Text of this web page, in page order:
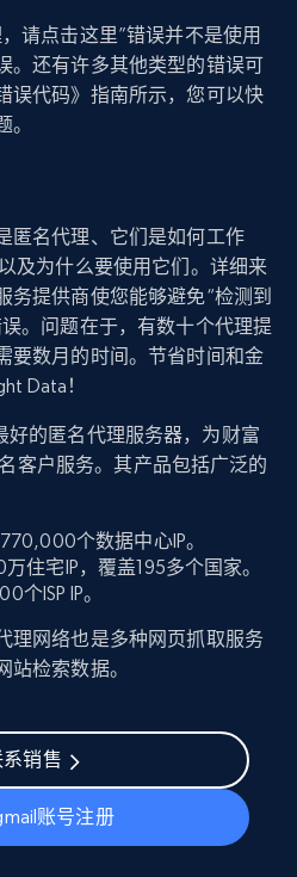
请点击这里”错误并不是使用
。还有许多其他类型的错误可
误代码》指南所示，您可以快
匿名代理、它们是如何工作
及为什么要使用它们。详细来
务提供商使您能够避免“检测到
。问题在于，有数十个代理提
要数月的时间。节省时间和金
Data！
好的匿名代理服务器，为财富
客户服务。其产品包括广泛的
个数据中心IP。
住宅IP，覆盖195多个国家。
个ISP IP。
理网络也是多种网页抓取服务
检索数据。
销售
账号注册